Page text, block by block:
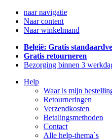
naar navigatie
Naar content
Naar winkelmand
België: Gratis
Gratis retourneren
Bezorging binnen 3
Help
Waar is mijn
Retourneringen
Verzendkosten
Betalingsmethoden
Contact
Alle help-thema`s